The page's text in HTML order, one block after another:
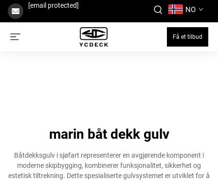
[email protected] NO
Få et tilbud
marin båt dekk gulv
Båtdekksgulv i sjøfart representerer en avgjørende komponent i
moderne skipbygging, kombinerer funksjonalitet, sikkerhet og
estetisk tiltrekning. Dette spesialiserte gulvsystemet er utviklet for å